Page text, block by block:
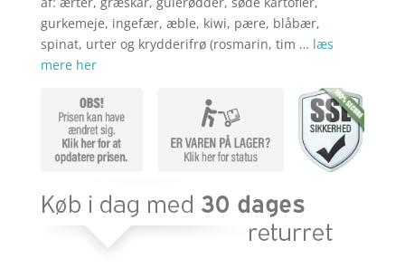
gurkemeje, ingefær, æble, kiwi, pære, blåbær,
spinat, urter og krydderifrø (rosmarin, tim … læs
mere her